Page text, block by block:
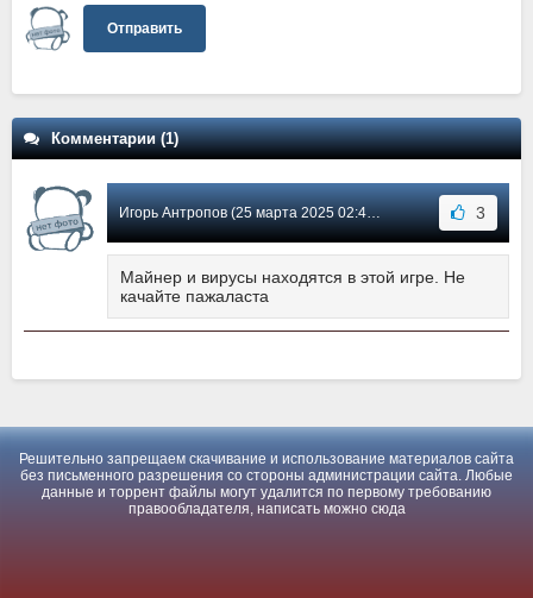
Отправить
Комментарии (1)
Игорь Антропов (25 марта 2025 02:42) Сообщение #1 3
Майнер и вирусы находятся в этой игре. Не
качайте пажаласта
Решительно запрещаем скачивание и использование материалов сайта
без письменного разрешения со стороны администрации сайта. Любые
данные и торрент файлы могут удалится по первому требованию
правообладателя, написать можно сюда